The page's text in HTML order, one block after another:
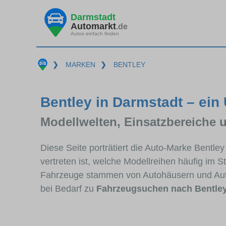
Darmstadt
Automarkt.de
Autos einfach finden
❯ MARKEN ❯ BENTLEY
Bentley in Darmstadt – ein
Modellwelten, Einsatzbereiche
Diese Seite porträtiert die Auto-Marke
vertreten ist, welche Modellreihen häufig im
Fahrzeuge stammen von Autohäusern und
bei Bedarf zu Fahrzeugsuchen nach